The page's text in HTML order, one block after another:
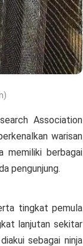
Association
warisan
memiliki berbagai
pengunjung.
tingkat pemula
lanjutan sekitar
sebagai ninja